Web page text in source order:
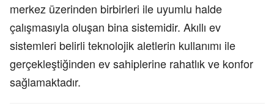
merkez üzerinden birbirleri ile uyumlu halde
çalışmasıyla oluşan bina sistemidir. Akıllı ev
sistemleri belirli teknolojik aletlerin kullanımı ile
gerçekleştiğinden ev sahiplerine rahatlık ve konfor
sağlamaktadır.